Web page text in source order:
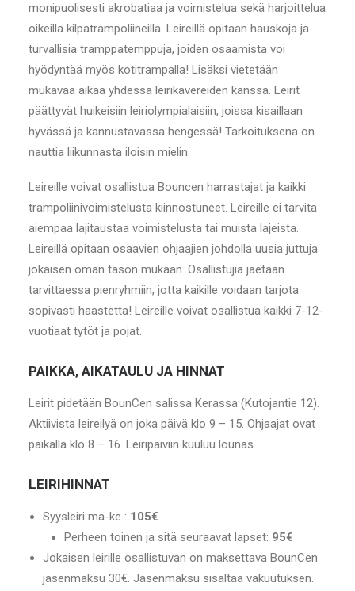
monipuolisesti akrobatiaa ja voimistelua sekä harjoittelua
oikeilla kilpatrampoliineilla. Leireillä opitaan hauskoja ja
turvallisia tramppatemppuja, joiden osaamista voi
hyödyntää myös kotitrampalla! Lisäksi vietetään
mukavaa aikaa yhdessä leirikavereiden kanssa. Leirit
päättyvät huikeisiin leiriolympialaisiin, joissa kisaillaan
hyvässä ja kannustavassa hengessä! Tarkoituksena on
nauttia liikunnasta iloisin mielin.
Leireille voivat osallistua Bouncen harrastajat ja kaikki
trampoliinivoimistelusta kiinnostuneet. Leireille ei tarvita
aiempaa lajitaustaa voimistelusta tai muista lajeista.
Leireillä opitaan osaavien ohjaajien johdolla uusia juttuja
jokaisen oman tason mukaan. Osallistujia jaetaan
tarvittaessa pienryhmiin, jotta kaikille voidaan tarjota
sopivasti haastetta! Leireille voivat osallistua kaikki 7-12-
vuotiaat tytöt ja pojat.
PAIKKA, AIKATAULU JA HINNAT
Leirit pidetään BounCen salissa Kerassa (Kutojantie 12).
Aktiivista leireilyä on joka päivä klo 9 – 15. Ohjaajat ovat
paikalla klo 8 – 16. Leiripäiviin kuuluu lounas.
LEIRIHINNAT
Syysleiri ma-ke : 105€
Perheen toinen ja sitä seuraavat lapset: 95€
Jokaisen leirille osallistuvan on maksettava BounCen
jäsenmaksu 30€. Jäsenmaksu sisältää vakuutuksen.